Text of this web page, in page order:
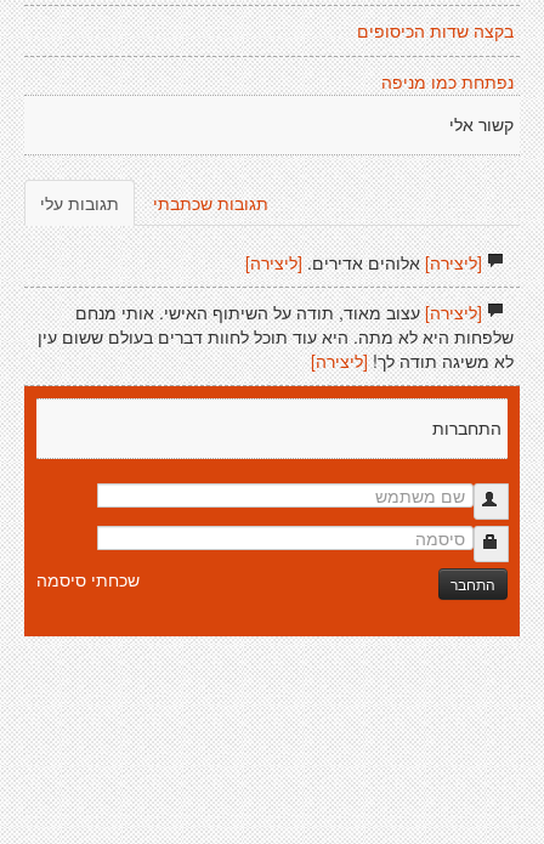
בקצה שדות הכיסופים
נפתחת כמו מניפה
קשור אלי
תגובות עלי תגובות שכתבתי
[ליצירה]אלוהים אדירים.[ליצירה]
[ליצירה]עצוב מאוד, תודה על השיתוף האישי. אותי מנחם
שלפחות היא לא מתה. היא עוד תוכל לחוות דברים בעולם ששום עין
לא משיגה תודה לך! [ליצירה]
התחברות
התחבר שכחתי סיסמה